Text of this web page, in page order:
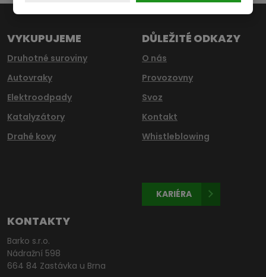
VYKUPUJEME
Druhotné suroviny
Autovraky
Elektroodpady
Katalyzátory
Drahé kovy
DŮLEŽITÉ ODKAZY
O nás
Provozovny
Svoz
Kontakt
Whistleblowing
KARIÉRA
KONTAKTY
Barko s.r.o.
Nádražní 598
664 84 Zastávka u Brna